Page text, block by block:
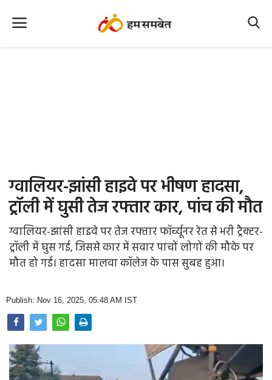
Office Office
Farm & Food
Health & Lifestyle
Home
ग्वालियर-झांसी हाइवे पर भीषण हादसा,
ट्रॉली में घुसी तेज रफ्तार कार, पांच की मौत
ग्वालियर-झांसी हाइवे पर तेज रफ्तार फॉर्च्यूनर रेत से भरी ट्रैक्टर-
ट्रॉली में घुस गई, जिससे कार में सवार पांचों लोगों की मौके पर
मौत हो गई। हादसा मालवा कॉलेज के पास सुबह हुआ।
Publish: Nov 16, 2025, 05:48 AM IST